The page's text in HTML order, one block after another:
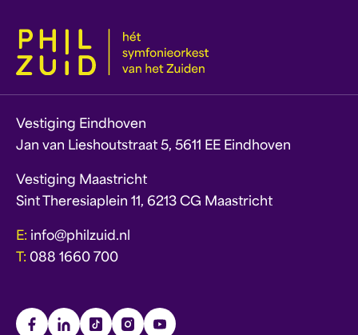
Vestiging Eindhoven
Jan van Lieshoutstraat 5, 5611 EE Eindhoven
Vestiging Maastricht
Sint Theresiaplein 11, 6213 CG Maastricht
E: info@philzuid.nl
T: 088 1660 700